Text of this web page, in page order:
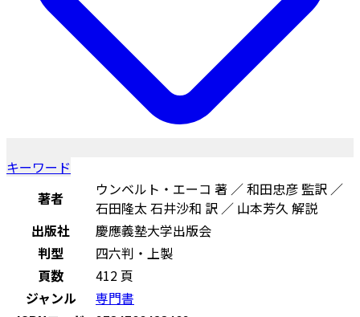
キーワード
著者
ウンベルト・エーコ 著 ／ 和田忠彦 監訳 ／
石田隆太 石井沙和 訳 ／ 山本芳久 解説
出版社
慶應義塾大学出版会
判型
四六判・上製
頁数
412 頁
ジャンル
専門書